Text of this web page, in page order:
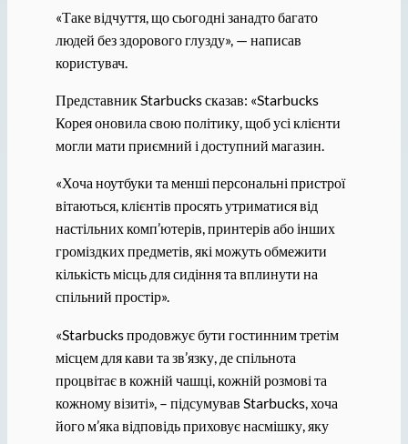
«Таке відчуття, що сьогодні занадто багато
людей без здорового глузду», — написав
користувач.
Представник Starbucks сказав: «Starbucks
Корея оновила свою політику, щоб усі клієнти
могли мати приємний і доступний магазин.
«Хоча ноутбуки та менші персональні пристрої
вітаються, клієнтів просять утриматися від
настільних комп’ютерів, принтерів або інших
громіздких предметів, які можуть обмежити
кількість місць для сидіння та вплинути на
спільний простір».
«Starbucks продовжує бути гостинним третім
місцем для кави та зв’язку, де спільнота
процвітає в кожній чашці, кожній розмові та
кожному візиті», – підсумував Starbucks, хоча
його м’яка відповідь приховує насмішку, яку